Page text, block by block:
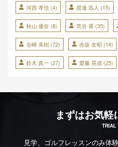
河西 孝佳 (4) 渡邊 迅人 (15)
秋山 優奈 (8) 荒谷 甫 (35)
谷崎 美樹 (72) 赤坂 友昭 (14)
鈴木 真一 (27) 齋藤 晃成 (25)
まずはお気軽
TRIAL
見学、ゴルフレッスンのみ体